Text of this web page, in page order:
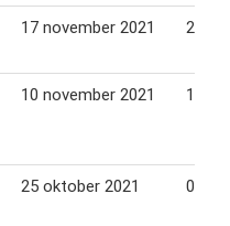
17 november 2021 24
10 november 2021 17
25 oktober 2021 01